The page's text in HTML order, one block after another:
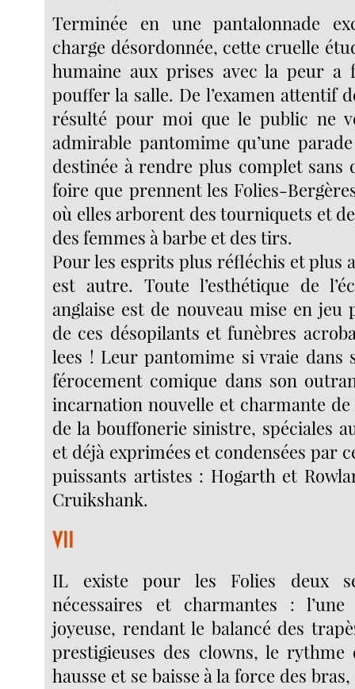
Terminée en une pantalonnade
charge désordonnée, cette cruelle
humaine aux prises avec la peur
pouffer la salle. De l’examen attentif
résulté pour moi que le public ne
admirable pantomime qu’une
destinée à rendre plus complet sans
foire que prennent les Folies-
où elles arborent des tourniquets et
des femmes à barbe et des tirs.
Pour les esprits plus réfléchis et plus
est autre. Toute l’esthétique de
anglaise est de nouveau mise en jeu
de ces désopilants et funèbres
lees ! Leur pantomime si vraie dans
férocement comique dans son
incarnation nouvelle et charmante
de la bouffonerie sinistre, spéciales
et déjà exprimées et condensées par
puissants artistes : Hogarth et
Cruikshank.
VII
IL existe pour les Folies deux
nécessaires et charmantes :
joyeuse, rendant le balancé des
prestigieuses des clowns, le
hausse et se baisse à la force des